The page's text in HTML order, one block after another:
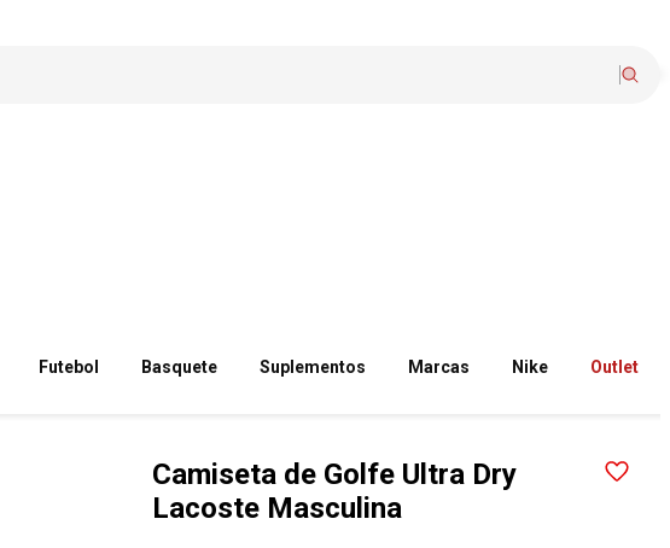
Futebol Basquete Suplementos Marcas Nike Outlet
Camiseta de Golfe Ultra Dry
Lacoste Masculina